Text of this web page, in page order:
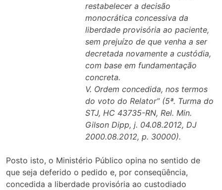
restabelecer a decisão
monocrática concessiva da
liberdade provisória ao paciente,
sem prejuízo de que venha a ser
decretada novamente a custódia,
com base em fundamentação
concreta.
V. Ordem concedida, nos termos
do voto do Relator” (5ª. Turma do
STJ, HC 43735-RN, Rel. Min.
Gilson Dipp, j. 04.08.2012, DJ
2000.08.2012, p. 30000).
Posto isto, o Ministério Público opina no sentido de
que seja deferido o pedido e, por conseqüência,
concedida a liberdade provisória ao custodiado